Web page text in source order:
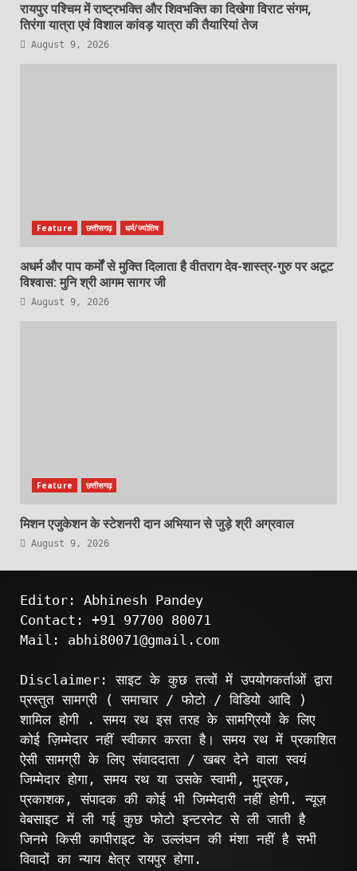
रायपुर पश्चिम में राष्ट्रभक्ति और शिवभक्ति का दिखेगा विराट संगम,
तिरंगा यात्रा एवं विशाल कांवड़ यात्रा की तैयारियां तेज
August 9, 2026
Feature छत्तीसगढ़ धर्म/ज्योतिष
अधर्म और पाप कर्मों से मुक्ति दिलाता है वीतराग देव-शास्त्र-गुरु पर अटूट
विश्वास: मुनि श्री आगम सागर जी
August 9, 2026
Feature छत्तीसगढ़
मिशन एजुकेशन के स्टेशनरी दान अभियान से जुड़े श्री अग्रवाल
August 9, 2026
Editor: Abhinesh Pandey
Contact: +91 97700 80071
Mail: abhi80071@gmail.com
Disclaimer: साइट के कुछ तत्वों में उपयोगकर्ताओं द्वारा
प्रस्तुत सामग्री ( समाचार / फोटो / विडियो आदि )
शामिल होगी . समय रथ इस तरह के सामग्रियों के लिए
कोई ज़िम्मेदार नहीं स्वीकार करता है। समय रथ में प्रकाशित
ऐसी सामग्री के लिए संवाददाता / खबर देने वाला स्वयं
जिम्मेदार होगा, समय रथ या उसके स्वामी, मुद्रक,
प्रकाशक, संपादक की कोई भी जिम्मेदारी नहीं होगी. न्यूज़
वेबसाइट में ली गई कुछ फोटो इन्टरनेट से ली जाती है
जिनमे किसी कापीराइट के उल्लंघन की मंशा नहीं है सभी
विवादों का न्याय क्षेत्र रायपुर होगा.